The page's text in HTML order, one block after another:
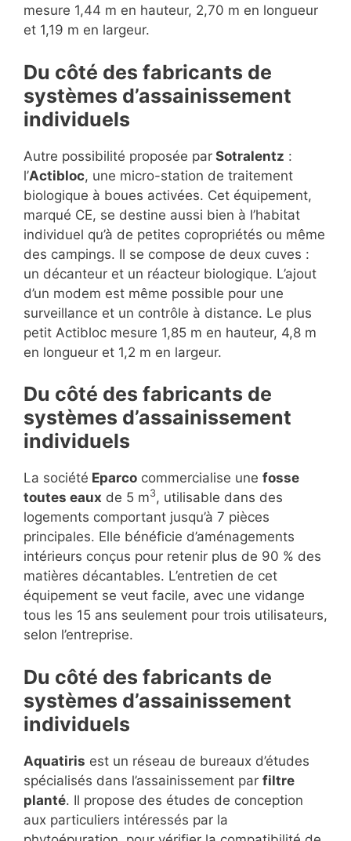
mesure 1,44 m en hauteur, 2,70 m en longueur
et 1,19 m en largeur.
Du côté des fabricants de
systèmes d’assainissement
individuels
Autre possibilité proposée par Sotralentz :
l’Actibloc, une micro-station de traitement
biologique à boues activées. Cet équipement,
marqué CE, se destine aussi bien à l’habitat
individuel qu’à de petites copropriétés ou même
des campings. Il se compose de deux cuves :
un décanteur et un réacteur biologique. L’ajout
d’un modem est même possible pour une
surveillance et un contrôle à distance. Le plus
petit Actibloc mesure 1,85 m en hauteur, 4,8 m
en longueur et 1,2 m en largeur.
Du côté des fabricants de
systèmes d’assainissement
individuels
La société Eparco commercialise une fosse
toutes eaux de 5 m3, utilisable dans des
logements comportant jusqu’à 7 pièces
principales. Elle bénéficie d’aménagements
intérieurs conçus pour retenir plus de 90 % des
matières décantables. L’entretien de cet
équipement se veut facile, avec une vidange
tous les 15 ans seulement pour trois utilisateurs,
selon l’entreprise.
Du côté des fabricants de
systèmes d’assainissement
individuels
Aquatiris est un réseau de bureaux d’études
spécialisés dans l’assainissement par filtre
planté. Il propose des études de conception
aux particuliers intéressés par la